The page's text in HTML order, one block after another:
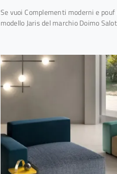
Se vuoi Complementi moderni e
modello Jaris del marchio Doimo